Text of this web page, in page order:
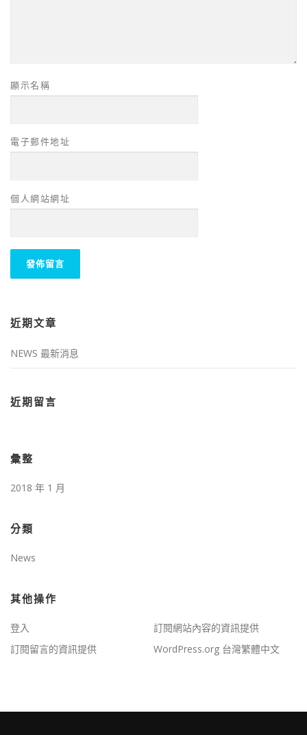
顯示名稱
電子郵件地址
個人網站網址
近期文章
NEWS 最新消息
近期留言
彙整
2018 年 1 月
分類
News
其他操作
登入
訂閱網站內容的資訊提供
訂閱留言的資訊提供
WordPress.org 台灣繁體中文